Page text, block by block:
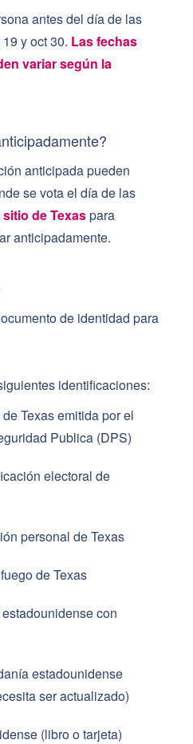
antes del día de las
y oct 30. Las fechas
variar según la
anticipada pueden
se vota el día de las
sitio de Texaspara
anticipadamente.
de identidad para
identificaciones:
Texas emitida por el
Publica (DPS)
electoral de
personal de Texas
de Texas
con
estadounidense
ser actualizado)
(libro o tarjeta)